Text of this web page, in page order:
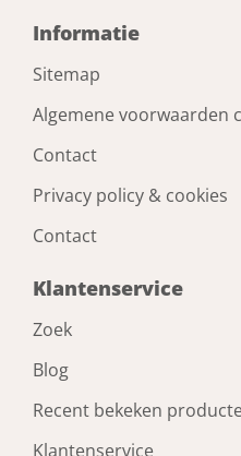
Informatie
Sitemap
Algemene voorwaarden
Contact
Privacy policy & cookies
Contact
Klantenservice
Zoek
Blog
Recent bekeken
Klantenservice